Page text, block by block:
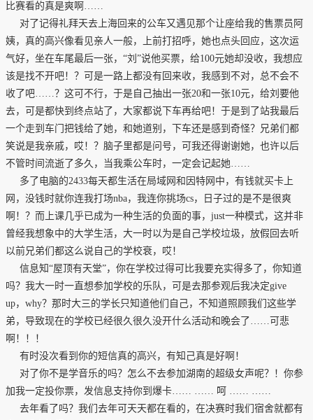
比赛看的真是爽啊……
对了记得礼拜天去上海回来的公车又遇见那个让座给我的售票员阿
姨，真的高兴像看见亲人一般，上前打招呼，她也点头回应，这次运
气好，坐在车尾最后一张，“刘”说他买票，给100元她却没收，我想应
该是找不开吧！？可是一路上都没有回来收，我感到不对，总不会不
收了吧……？这可不行，于是自己抽出一张20和一张10元，给刘要他
去，可是都快到终点站了，大家都说下车再给吧！于是到了站我最后
一个走到车门把钱给了她，和她道别，下车还是感到奇怪？兄弟们都
笑说是我亲戚，哎！？脑子里都是问号，可我还得谢谢她，也许以后
不管时间流逝了多久，当我乘公车时，一定会记起她……
多了电脑的2433每天都生活在局域网和因特网中，有钱就买卡上
网，没钱时就你连我打场nba，我连你挑场cs，日子过的是不是很爽
啊！？而上课几乎已成为一种生活的负面的事，just一种模式，这并非
曾经我想象中的大学生活，大一时以为是自己学校垃圾，放假回去听
以前兄弟们都这么说自己的学校衰，哎！
信息知“屋顶有天堂”，你在学校过得可比我要充实得多了，你知道
吗？我大一时一直想参加学校的乐队，可是去那参观后我决定give
up，why？那时大三的学长只知道他们自己，不知道照顾我们这些学
弟，导致现在的学校已经很久很久没开什么活动和晚会了……可悲
啊！！！
有时没次看到你的短信真的高兴，有知己真是好啊！
对了你不是学音乐的吗？怎么不去参加湖南的超级女声呢？！你参
加我一定投你票，发信息支持你到爆卡…… …… 呵 …… ……
去年看了吗？我们去年可天天都在看的，在决赛时我们宿舍就都有